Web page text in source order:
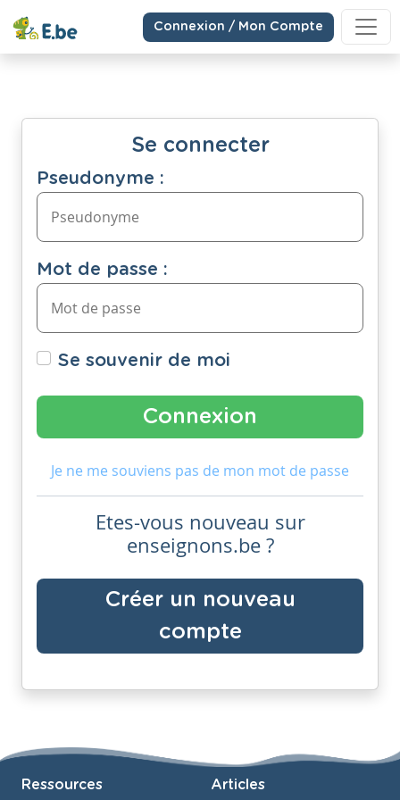
Connexion / Mon Compte
Se connecter
Pseudonyme :
Mot de passe :
Se souvenir de moi
Je ne me souviens pas de mon mot de passe
Etes-vous nouveau sur
enseignons.be ?
Créer un nouveau
compte
Ressources Articles